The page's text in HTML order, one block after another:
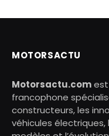
MOTORSACTU
Motorsactu.com
francophone
constructeurs, les
véhicules